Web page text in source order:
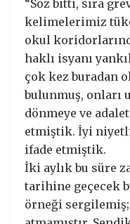
“Söz bitti, sıra
kelimelerimiz
okul
haklı isyanı
çok kez buradan
bulunmuş, onları
dönmeye ve
etmiştik. İyi
ifade etmiştik.
İki aylık bu süre
tarihine geçecek
örneği